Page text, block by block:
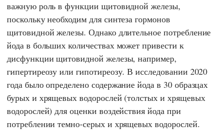
важную роль в функции щитовидной железы,
поскольку необходим для синтеза гормонов
щитовидной железы. Однако длительное потребление
йода в больших количествах может привести к
дисфункции щитовидной железы, например,
гипертиреозу или гипотиреозу. В исследовании 2020
года было определено содержание йода в 30 образцах
бурых и хрящевых водорослей (толстых и хрящевых
водорослей) для оценки воздействия йода при
потреблении темно-серых и хрящевых водорослей.